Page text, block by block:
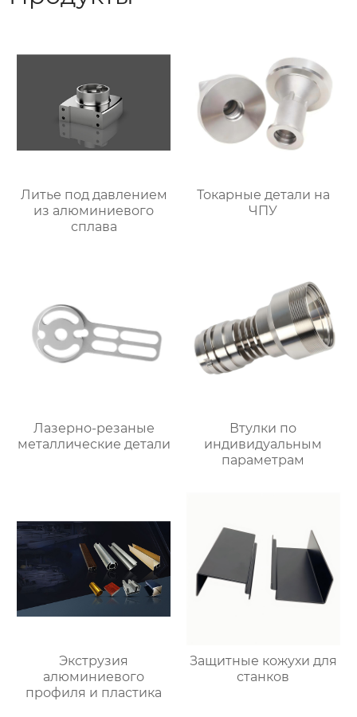
Литье под давлением
из алюминиевого
сплава
Токарные детали на
ЧПУ
Лазерно-резаные
металлические детали
Втулки по
индивидуальным
параметрам
Экструзия
алюминиевого
профиля и пластика
Защитные кожухи для
станков